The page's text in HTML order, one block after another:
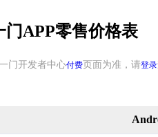
门APP零售价格表
门开发者中心付费页面为准，请登录